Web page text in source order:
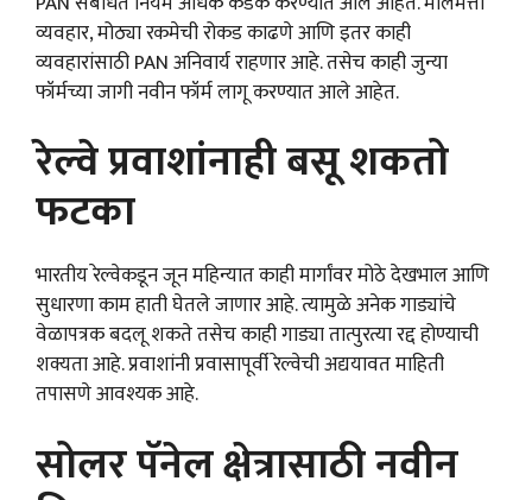
व्यवहार, मोठ्या रकमेची रोकड काढणे आणि इतर काही
व्यवहारांसाठी PAN अनिवार्य राहणार आहे. तसेच काही जुन्या
फॉर्मच्या जागी नवीन फॉर्म लागू करण्यात आले आहेत.
रेल्वे प्रवाशांनाही बसू शकतो
फटका
भारतीय रेल्वेकडून जून महिन्यात काही मार्गांवर मोठे देखभाल आणि
सुधारणा काम हाती घेतले जाणार आहे. त्यामुळे अनेक गाड्यांचे
वेळापत्रक बदलू शकते तसेच काही गाड्या तात्पुरत्या रद्द होण्याची
शक्यता आहे. प्रवाशांनी प्रवासापूर्वी रेल्वेची अद्ययावत माहिती
तपासणे आवश्यक आहे.
सोलर पॅनेल क्षेत्रासाठी नवीन